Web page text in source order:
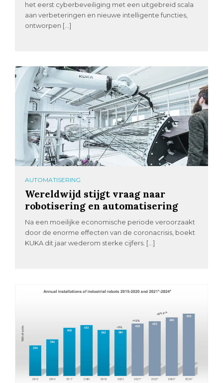
het eerst cyberbeveiliging met een uitgebreid scala
aan verbeteringen en nieuwe intelligente functies,
ontworpen […]
AUTOMATISERING
Wereldwijd stijgt vraag naar
robotisering en automatisering
Na een moeilijke economische periode veroorzaakt
door de enorme effecten van de coronacrisis, boekt
KUKA dit jaar wederom sterke cijfers. […]